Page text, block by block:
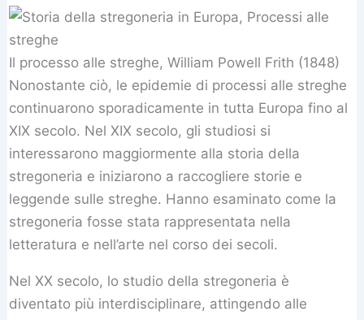
Il processo alle streghe, William Powell Frith (1848)
Nonostante ciò, le epidemie di processi alle streghe
continuarono sporadicamente in tutta Europa fino al
XIX secolo. Nel XIX secolo, gli studiosi si
interessarono maggiormente alla storia della
stregoneria e iniziarono a raccogliere storie e
leggende sulle streghe. Hanno esaminato come la
stregoneria fosse stata rappresentata nella
letteratura e nell’arte nel corso dei secoli.
Nel XX secolo, lo studio della stregoneria è
diventato più interdisciplinare, attingendo alle